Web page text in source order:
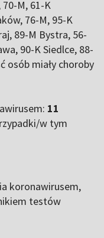
70-M, 61-K
76-M, 95-K
89-M Bystra, 56-
90-K Siedlce, 88-
osób miały choroby
11
w tym
koronawirusem,
testów